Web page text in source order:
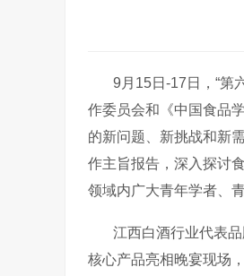
9 月 15日 -17 日，“第
作委员会和《中国食品
的新问题、新挑战和新
作主旨报告，深入探讨
领域内广大青年学者、
江西白酒行业代表
核心产品亮相晚宴现场